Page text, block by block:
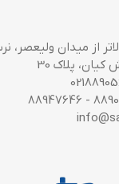
از میدان ولیعصر،
پلاک 30